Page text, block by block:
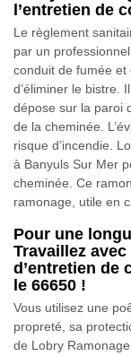
l’entretien de
Le règlement
par un
conduit de fumée
d’éliminer le bistre.
dépose sur la paroi
de la cheminée.
risque d’incendie.
à Banyuls Sur Mer
cheminée. Ce
ramonage, utile en
Pour une
Travaillez
d’entretien de
le 66650 !
Vous utilisez une
propreté, sa
de Lobry